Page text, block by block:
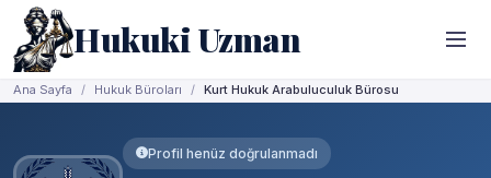
Hukuki Uzman
Ana Sayfa Hukuk Büroları Kurt Hukuk Arabuluculuk Bürosu
Profil henüz doğrulanmadı